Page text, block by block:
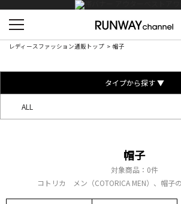
レディースファッション通販トップ 帽子
タイプから探す ▼
ALL
帽子
対象商品： 0件
コトリカ メン（COTORICA MEN）、帽子の